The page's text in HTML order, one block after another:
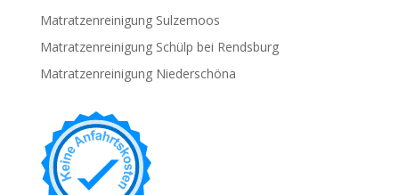
Matratzenreinigung Sulzemoos
Matratzenreinigung Schülp bei Rendsburg
Matratzenreinigung Niederschöna